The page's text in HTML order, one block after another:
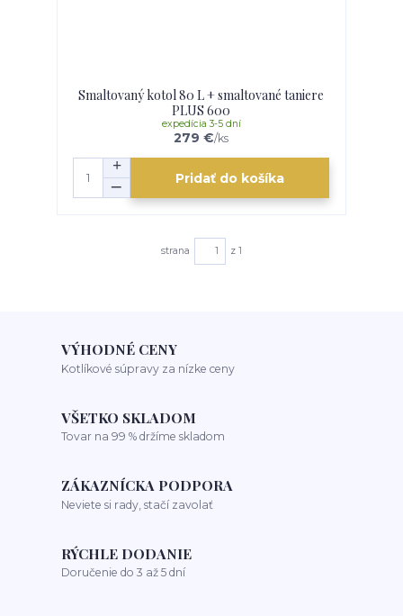
Smaltovaný kotol 80 L + smaltované taniere
PLUS 600
279 €/ks
expedícia 3-5 dní
Pridať do košíka
strana z 1
VÝHODNÉ CENY
Kotlíkové súpravy za nízke ceny
VŠETKO SKLADOM
Tovar na 99 % držíme skladom
ZÁKAZNÍCKA PODPORA
Neviete si rady, stačí zavolať
RÝCHLE DODANIE
Doručenie do 3 až 5 dní